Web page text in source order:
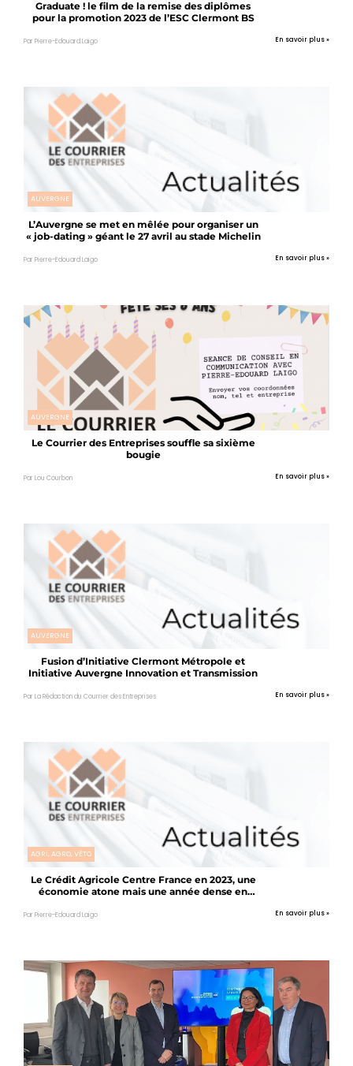
Graduate ! le film de la remise des diplômes
pour la promotion 2023 de l’ESC Clermont BS
Par Pierre-Edouard Laigo En savoir plus »
AUVERGNE
L’Auvergne se met en mêlée pour organiser un
« job-dating » géant le 27 avril au stade Michelin
Par Pierre-Edouard Laigo En savoir plus »
AUVERGNE
Le Courrier des Entreprises souffle sa sixième
bougie
Par Lou Courbon En savoir plus »
AUVERGNE
Fusion d’Initiative Clermont Métropole et
Initiative Auvergne Innovation et Transmission
Par La Rédaction du Courrier des Entreprises En savoir plus »
AGRI, AGRO, VÉTO
Le Crédit Agricole Centre France en 2023, une
économie atone mais une année dense en
Par Pierre-Edouard Laigo En savoir plus »